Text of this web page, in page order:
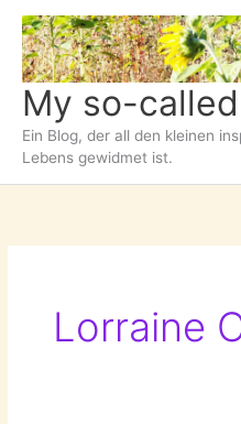
Zum
Inhalt
springen
My so-
Ein Blog, der all den kleinen
Lebens gewidmet ist.
Lorraine